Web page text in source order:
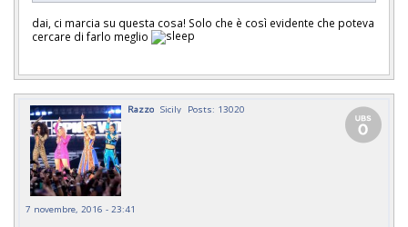
dai, ci marcia su questa cosa! Solo che è così evidente che poteva
cercare di farlo meglio
Razzo Sicily Posts: 13020
7 novembre, 2016 - 23:41